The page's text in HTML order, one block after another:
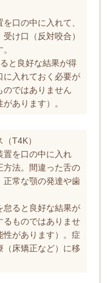
口の中に入れて、
け口（反対咬合）
と良好な結果が得
に入れておく必要が
のではありません
あります）。
T4K）
置を口の中に入れ
方法。間違った舌の
正常な顎の発達や歯
怠ると良好な結果が
るものではありませ
性があります）。症
（床矯正など）に移